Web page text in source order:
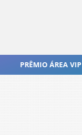
PRÊMIO ÁREA VIP